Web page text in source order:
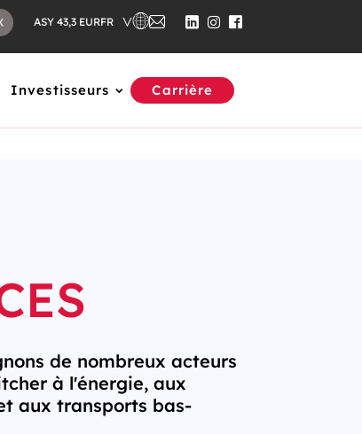
ASY 43,3 EURFR
Investisseurs Carrière
de nombreux acteurs
à l'énergie, aux
aux transports bas-